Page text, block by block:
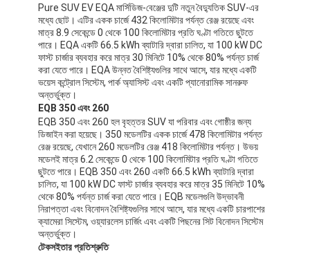
Pure SUV EV EQA মার্সিডিজ-বেঞ্জের দুটি নতুন বৈদ্যুতিক SUV-এর
মধ্যে ছোট। এটির একক চার্জে 432 কিলোমিটার পর্যন্ত রেঞ্জ রয়েছে এবং
মাত্র 8.9 সেকেন্ডে 0 থেকে 100 কিলোমিটার প্রতি ঘণ্টা গতিতে ছুটতে
পারে। EQA একটি 66.5 kWh ব্যাটারি দ্বারা চালিত, যা 100 kW DC
ফাস্ট চার্জার ব্যবহার করে মাত্র 30 মিনিটে 10% থেকে 80% পর্যন্ত চার্জ
করা যেতে পারে। EQA উন্নত বৈশিষ্ট্যগুলির সাথে আসে, যার মধ্যে একটি
ভয়েস কন্ট্রোল সিস্টেম, পার্ক অ্যাসিস্ট এবং একটি প্যানোরামিক সানরুফ
অন্তর্ভুক্ত।
EQB 350 এবং 260
EQB 350 এবং 260 হল বৃহত্তর SUV যা পরিবার এবং গোষ্ঠীর জন্য
ডিজাইন করা হয়েছে। 350 মডেলটির একক চার্জে 478 কিলোমিটার পর্যন্ত
রেঞ্জ রয়েছে, যেখানে 260 মডেলটির রেঞ্জ 418 কিলোমিটার পর্যন্ত। উভয়
মডেলই মাত্র 6.2 সেকেন্ডে 0 থেকে 100 কিলোমিটার প্রতি ঘণ্টা গতিতে
ছুটতে পারে। EQB 350 এবং 260 একটি 66.5 kWh ব্যাটারি দ্বারা
চালিত, যা 100 kW DC ফাস্ট চার্জার ব্যবহার করে মাত্র 35 মিনিটে 10%
থেকে 80% পর্যন্ত চার্জ করা যেতে পারে। EQB মডেলগুলি উদ্ভাবনী
নিরাপত্তা এবং বিনোদন বৈশিষ্ট্যগুলির সাথে আসে, যার মধ্যে একটি চারপাশের
ক্যামেরা সিস্টেম, ওয়্যারলেস চার্জিং এবং একটি পিছনের সিট বিনোদন সিস্টেম
অন্তর্ভুক্ত।
টেকসইতার প্রতিশ্রুতি